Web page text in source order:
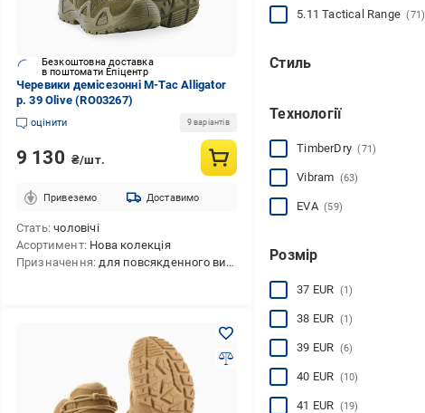
Безкоштовна доставка
в поштомати Епіцентр
Черевики демісезонні M-Tac Alligator
р. 39 Olive (RO03267)
оцінити 9 варіантів
9 130 ₴/шт.
Привеземо Доставимо
Стать чоловічі
Асортимент Нова колекція
Призначення для повсякденного використання,для полювання,для тактичної стрільби,для туризму,для активного відпочинку
5.11 Tactical Range(71)
Стиль
спортивний
Технології
TimberDry(71)
Vibram (63)
EVA(59)
Розмір
37 EUR (1)
38 EUR (1)
39 EUR (6)
40 EUR (10)
41 EUR (19)